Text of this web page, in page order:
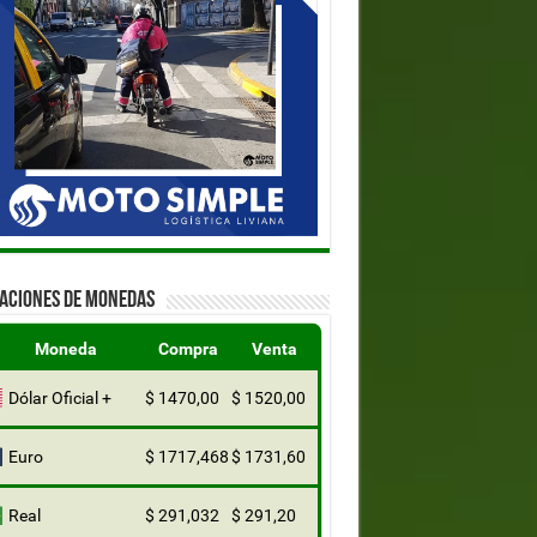
DE MONEDAS
Moneda Compra Venta
Dólar Oficial + $ 1470,00 $ 1520,00
Euro $ 1717,468$ 1731,60
Real $ 291,032 $ 291,20